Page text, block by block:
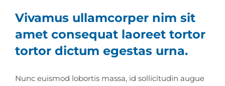
Vivamus ullamcorper nim sit
amet consequat laoreet tortor
tortor dictum egestas urna.
Nunc euismod lobortis massa, id sollicitudin augue